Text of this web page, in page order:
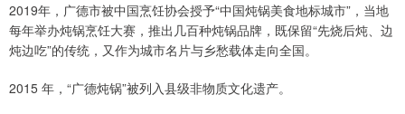
2019年，广德市被中国烹饪协会授予“中国炖锅美食地标城市”，当地
每年举办炖锅烹饪大赛，推出几百种炖锅品牌，既保留“先烧后炖、边
炖边吃”的传统，又作为城市名片与乡愁载体走向全国。
2015 年，“广德炖锅”被列入县级非物质文化遗产。